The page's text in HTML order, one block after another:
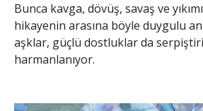
Bunca kavga, dövüş, savaş ve
hikayenin arasına böyle duygulu
aşklar, güçlü dostluklar da
harmanlanıyor.